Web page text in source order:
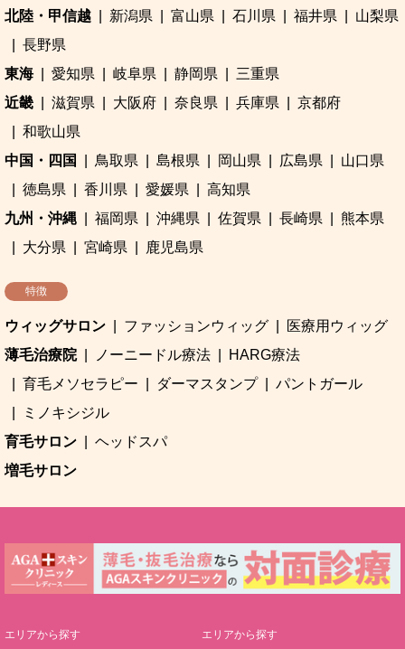
北陸・甲信越
新潟県 富山県 石川県 福井県
山梨県
長野県
東海
愛知県 岐阜県 静岡県
三重県
近畿
滋賀県 大阪府 奈良県 兵庫県
京都府
和歌山県
中国・四国
鳥取県 島根県 岡山県 広島県
山口県
徳島県
香川県 愛媛県
高知県
九州・沖縄
福岡県 沖縄県 佐賀県 長崎県
熊本県
大分県
宮崎県 鹿児島県
特徴
ウィッグサロン ファッションウィッグ
医療用ウィッグ
薄毛治療院
ノーニードル療法
HARG療法
育毛メソセラピー
ダーマスタンプ
パントガール
ミノキシジル
育毛サロン
ヘッドスパ
増毛サロン
エリアから探す
エリアから探す